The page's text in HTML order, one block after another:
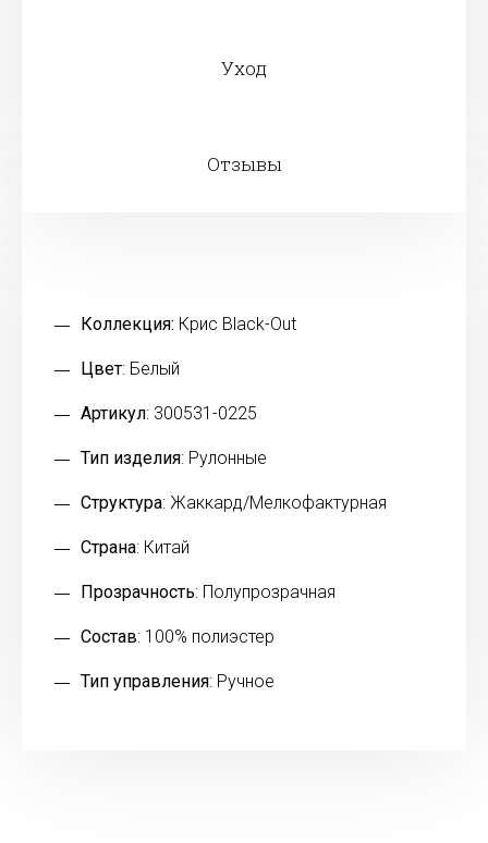
Уход
Отзывы
Коллекция: Крис Black-Out
Цвет: Белый
Артикул: 300531-0225
Тип изделия: Рулонные
Структура: Жаккард/Мелкофактурная
Страна: Китай
Прозрачность: Полупрозрачная
Состав: 100% полиэстер
Тип управления: Ручное